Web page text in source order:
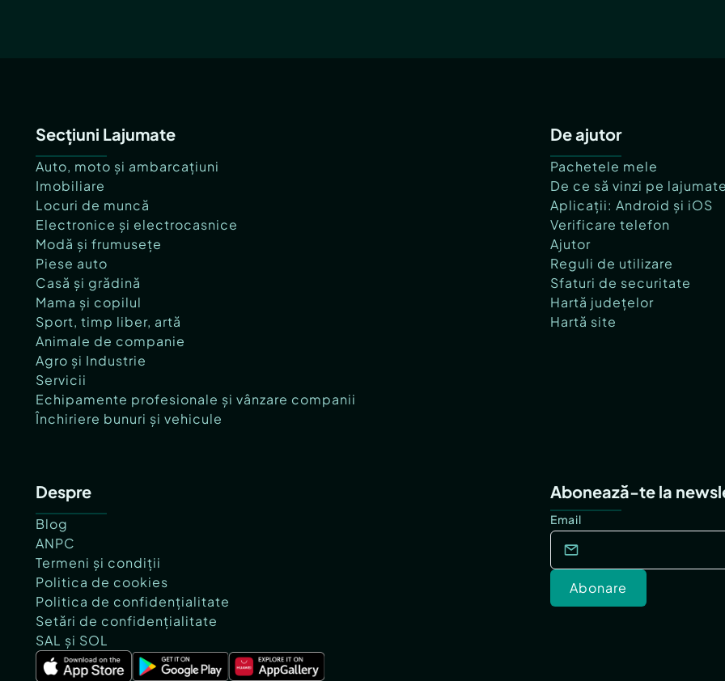
Secțiuni Lajumate
Auto, moto și ambarcațiuni
Imobiliare
Locuri de muncă
Electronice și electrocasnice
Modă și frumusețe
Piese auto
Casă și grădină
Mama și copilul
Sport, timp liber, artă
Animale de companie
Agro și Industrie
Servicii
Echipamente profesionale și vânzare companii
Închiriere bunuri și vehicule
De ajutor
Pachetele mele
De ce să vinzi pe
Aplicații: Android și iOS
Verificare telefon
Ajutor
Reguli de utilizare
Sfaturi de securitate
Hartă județelor
Hartă site
Despre
Blog
ANPC
Termeni și condiții
Politica de cookies
Politica de confidențialitate
Setări de confidențialitate
SAL și SOL
Abonează-te la
Email
Abonare